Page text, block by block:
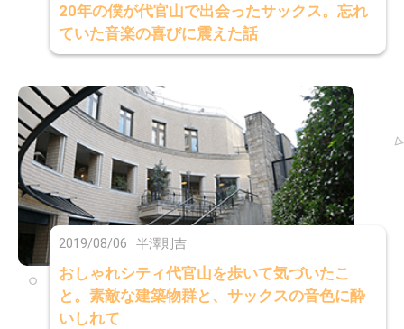
20年の僕が代官山で出会ったサックス。忘れ
ていた音楽の喜びに震えた話
2019/08/06 半澤則吉
おしゃれシティ代官山を歩いて気づいたこ
と。素敵な建築物群と、サックスの音色に酔
いしれて